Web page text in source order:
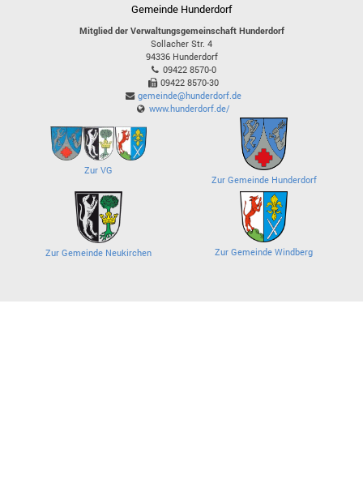
Gemeinde Hunderdorf
Mitglied der Verwaltungsgemeinschaft Hunderdorf
Sollacher Str. 4
94336 Hunderdorf
09422 8570-0
09422 8570-30
gemeinde@hunderdorf.de
www.hunderdorf.de/
Zur VG
Zur Gemeinde Hunderdorf
Zur Gemeinde Neukirchen Zur Gemeinde Windberg